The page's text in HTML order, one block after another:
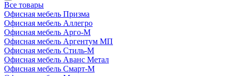
Все товары
Офисная мебель Призма
Офисная мебель Аллегро
Офисная мебель Арго-М
Офисная мебель Аргентум МП
Офисная мебель Стиль-М
Офисная мебель Аванс Метал
Офисная мебель Смарт-М